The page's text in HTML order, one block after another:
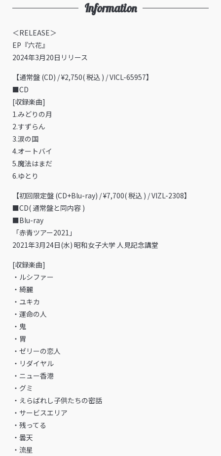
Information
＜RELEASE＞
EP『六花』
2024年3月20日リリース
【通常盤 (CD) / ¥2,750( 税込 ) / VICL-65957】
■CD
[収録楽曲]
1.みどりの月
2.すずらん
3.涙の国
4.オートバイ
5.魔法はまだ
6.ゆとり
【初回限定盤 (CD+Blu-ray) / ¥7,700( 税込 ) / VIZL-2308】
■CD( 通常盤と同内容 )
■Blu-ray
「赤青ツアー2021」
2021年3月24日(水) 昭和女子大学 人見記念講堂
[収録楽曲]
・ルシファー
・綺麗
・ユキカ
・運命の人
・鬼
・胃
・ゼリーの恋人
・リダイヤル
・ニュー香港
・グミ
・えらばれし子供たちの密話
・サービスエリア
・残ってる
・曇天
・流星